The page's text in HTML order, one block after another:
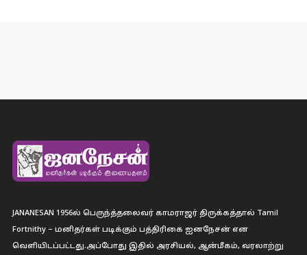
JANANESAN 1956ல் பெருந்த்தலைவர் காமராஜர் திருக்கத்தால் Tamil
Fortnithy – மனிதர்கள் படிக்கும் பத்திரிகை ஐனநேசன் என
வெளியிடப்பட்டது.அப்போது இதில் அரசியல், ஆன்மீகம், வரலாற்று